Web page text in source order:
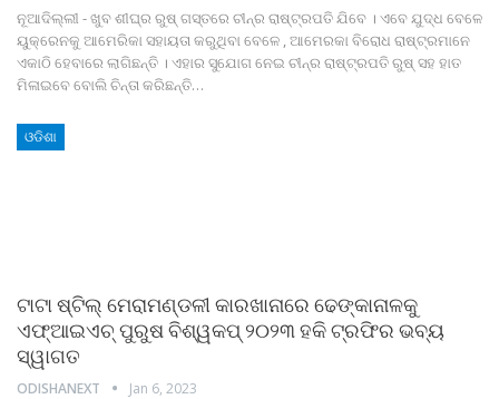
ନୂଆଦିଲ୍ଲୀ - ଖୁବ ଶୀଘ୍ର ରୁଷ୍‌ ଗସ୍ତରେ ଚୀନ୍‌ର ରାଷ୍ଟ୍ରପତି ଯିବେ । ଏବେ ଯୁଦ୍ଧ ବେଳେ
ୟୁକ୍ରେନକୁ ଆମେରିକା ସହାୟତା କରୁଥିବା ବେଳେ , ଆମେରକା ବିରୋଧ ରାଷ୍ଟ୍ରମାନେ
ଏକାଠି ହେବାରେ ଲାଗିଛନ୍ତି । ଏହାର ସୁଯୋଗ ନେଇ ଚୀନ୍‌ର ରାଷ୍ଟ୍ରପତି ରୁଷ୍‌ ସହ ହାତ
ମିଳାଇବେ ବୋଲି ଚିନ୍ତା କରିଛନ୍ତି…
ଓଡିଶା
ଟାଟା ଷ୍ଟିଲ୍ ମେରାମଣ୍ଡଳୀ କାରଖାନାରେ ଢେଙ୍କାନାଳକୁ
ଏଫ୍‌ଆଇଏଚ୍ ପୁରୁଷ ବିଶ୍ୱକପ୍ ୨୦୨୩ ହକି ଟ୍ରଫିର ଭବ୍ୟ
ସ୍ୱାଗତ
ODISHANEXT Jan 6, 2023